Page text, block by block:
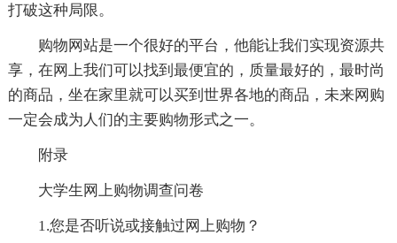
打破这种局限。
购物网站是一个很好的平台，他能让我们实现资源共
享，在网上我们可以找到最便宜的，质量最好的，最时尚
的商品，坐在家里就可以买到世界各地的商品，未来网购
一定会成为人们的主要购物形式之一。
附录
大学生网上购物调查问卷
1.您是否听说或接触过网上购物？